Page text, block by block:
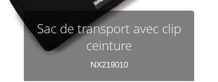
Sac de transport avec clip
ceinture
NX219010